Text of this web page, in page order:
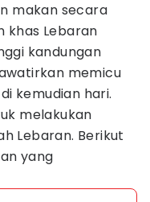
makan secara
khas Lebaran
kandungan
memicu
kemudian hari.
melakukan
Lebaran. Berikut
yang